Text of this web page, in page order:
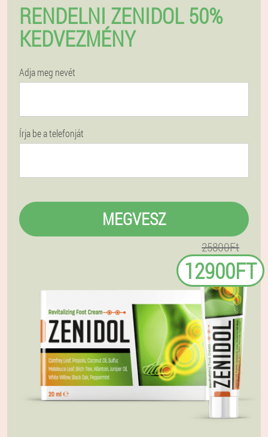
RENDELNI ZENIDOL 50%
KEDVEZMÉNY
Adja meg nevét
Írja be a telefonját
MEGVESZ
25800Ft
12900FT